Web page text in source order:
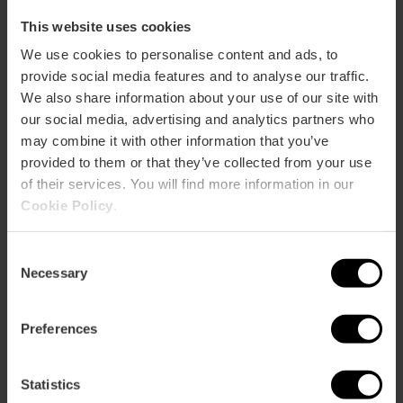
This website uses cookies
We use cookies to personalise content and ads, to
provide social media features and to analyse our traffic.
We also share information about your use of our site with
our social media, advertising and analytics partners who
may combine it with other information that you’ve
provided to them or that they’ve collected from your use
of their services. You will find more information in our
Cookie Policy
Selection
Necessary
Preferences
Statistics
Bekijk kaart